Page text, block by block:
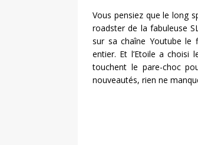
Vous pensiez que le long
roadster de la fabuleuse
sur sa chaîne Youtube le
entier. Et l’Etoile a choisi
touchent le pare-choc
nouveautés, rien ne